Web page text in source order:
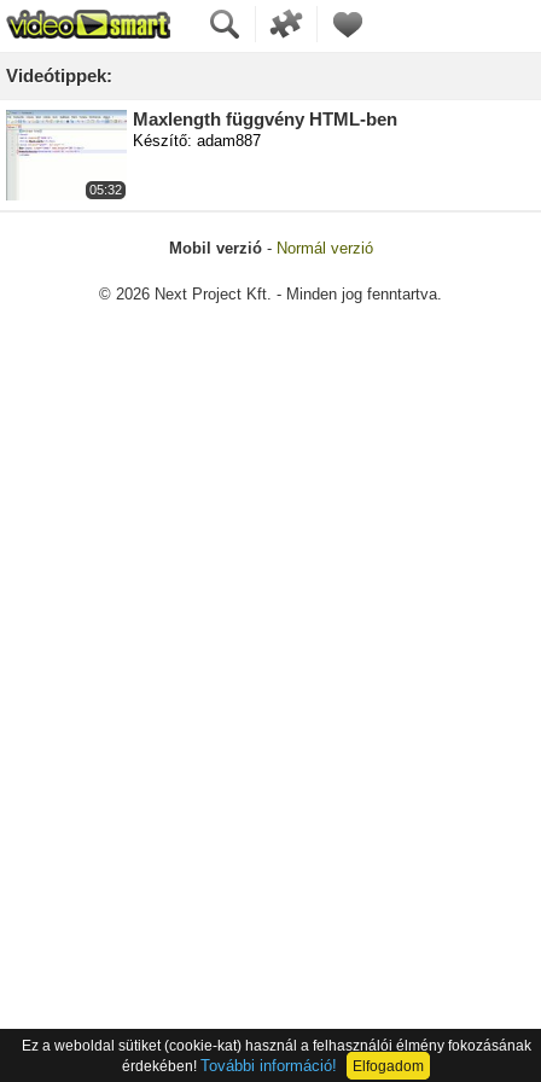
Videótippek:
05:32
Maxlength függvény HTML-ben
Készítő: adam887
Mobil verzió- Normál verzió
© 2026 Next Project Kft. - Minden jog fenntartva.
Ez a weboldal sütiket (cookie-kat) használ a felhasználói élmény fokozásának
érdekében! További információ! Elfogadom